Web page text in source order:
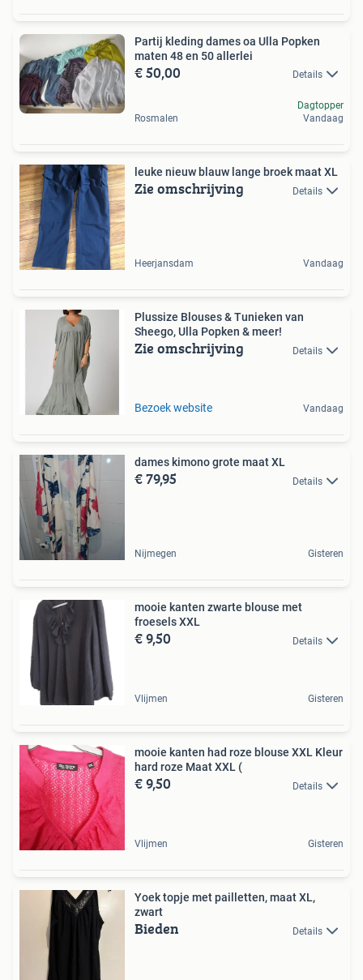
Partij kleding dames oa Ulla Popken
maten 48 en 50 allerlei
€ 50,00 Details
Rosmalen
Dagtopper
Vandaag
leuke nieuw blauw lange broek maat XL
Zie omschrijving Details
Heerjansdam Vandaag
Plussize Blouses & Tunieken van
Sheego, Ulla Popken & meer!
Zie omschrijving Details
Bezoek website Vandaag
dames kimono grote maat XL
€ 79,95 Details
Nijmegen Gisteren
mooie kanten zwarte blouse met
froesels XXL
€ 9,50 Details
Vlijmen Gisteren
mooie kanten had roze blouse XXL Kleur
hard roze Maat XXL (
€ 9,50 Details
Vlijmen Gisteren
Yoek topje met pailletten, maat XL,
zwart
Bieden Details